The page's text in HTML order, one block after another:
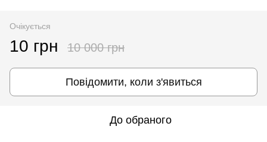
Очікується
10 грн 10 000 грн
Повідомити, коли з'явиться
До обраного